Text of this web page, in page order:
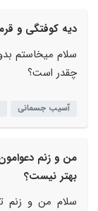
دیه کوفتگی و
سلام میخاستم
چقدر است؟
آسیب جسمانی
من و زنم
بهتر نیست؟
سلام من و زنم